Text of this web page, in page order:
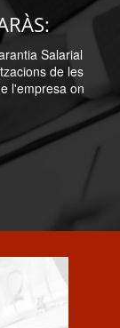
Salarial
de les
l'empresa on